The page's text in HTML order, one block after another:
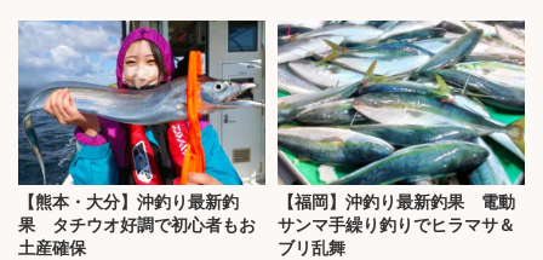
【熊本・大分】沖釣り最新釣
果 タチウオ好調で初心者もお
土産確保
【福岡】沖釣り最新釣果 電動
サンマ手繰り釣りでヒラマサ＆
ブリ乱舞